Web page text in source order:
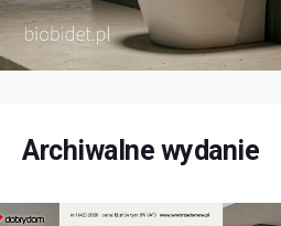
Archiwalne wydanie